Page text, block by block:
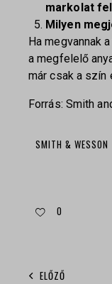
markolat
Milyen
Ha megvannak
a megfelelő
már csak a szín
Forrás: Smith
SMITH & WESSON
0
ELŐZŐ